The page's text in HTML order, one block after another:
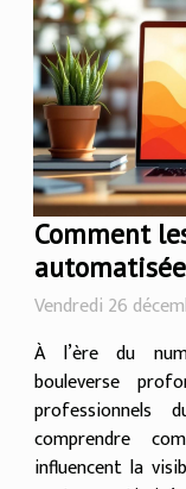
Comment
Vendredi 26
À l’ère du
bouleverse
professionnels
comprendre
influencent la